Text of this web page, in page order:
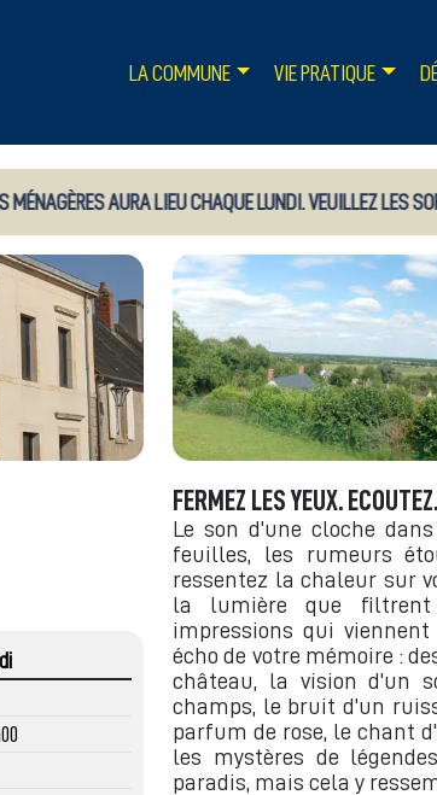
LA COMMUNE VIE PRATIQUE
AURA LIEU CHAQUE LUNDI. VEUILLEZ LES
FERMEZ LES YEUX.
Le son d'une cloche
feuilles, les rumeurs
ressentez la chaleur sur
la lumière que filtrent
impressions qui
écho de votre mémoire :
château, la vision d'un
champs, le bruit d'un
parfum de rose, le chant
les mystères de
paradis, mais cela y